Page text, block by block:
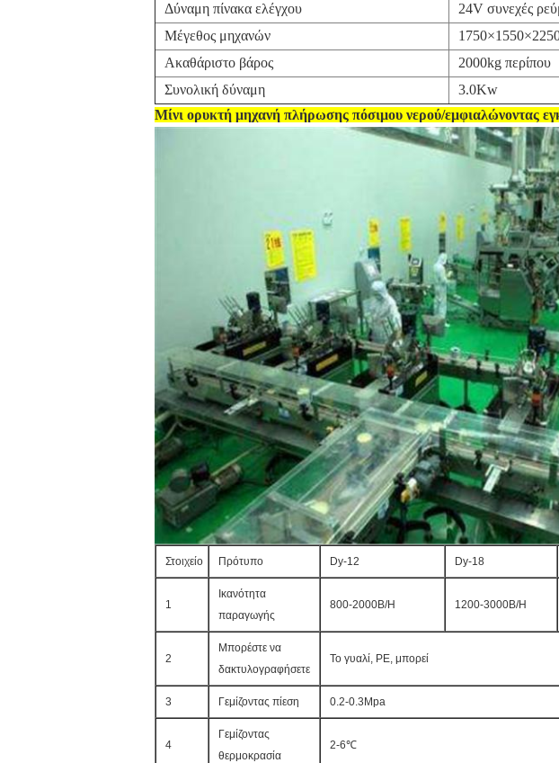
Δύναμη πίνακα ελέγχου
24V συνεχές
Μέγεθος μηχανών
Ακαθάριστο βάρος
2000kg περίπου
Συνολική δύναμη
3.0Kw
Μίνι ορυκτή μηχανή πλήρωσης πόσιμου νερού/εμφιαλώνοντας
Στοιχείο Πρότυπο Dy-12 Dy-18
1
Ικανότητα
παραγωγής
800-2000B/H 1200-3000B/H
2
Μπορέστε να
δακτυλογραφήσετε
Το γυαλί, PE, μπορεί
3 Γεμίζοντας πίεση 0.2-0.3Mpa
4
Γεμίζοντας
θερμοκρασία
2-6℃